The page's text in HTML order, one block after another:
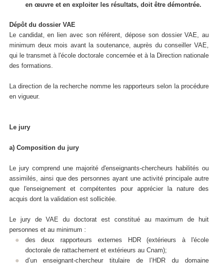
en œuvre et en exploiter les résultats, doit être démontrée.
Dépôt du dossier VAE
Le candidat, en lien avec son référent, dépose son dossier VAE, au
minimum deux mois avant la soutenance, auprès du conseiller VAE,
qui le transmet à l'école doctorale concernée et à la Direction nationale
des formations.
La direction de la recherche nomme les rapporteurs selon la procédure
en vigueur.
Le jury
a) Composition du jury
Le jury comprend une majorité d'enseignants-chercheurs habilités ou
assimilés, ainsi que des personnes ayant une activité principale autre
que l'enseignement et compétentes pour apprécier la nature des
acquis dont la validation est sollicitée.
Le jury de VAE du doctorat est constitué au maximum de huit
personnes et au minimum :
des deux rapporteurs externes HDR (extérieurs à l'école
doctorale de rattachement et extérieurs au Cnam);
d’un enseignant-chercheur titulaire de l’HDR du domaine